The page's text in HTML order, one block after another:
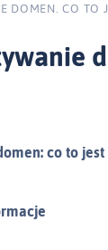
DOMEN. CO TO
co to